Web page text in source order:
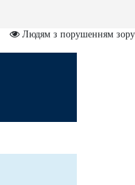
Людям з порушенням зору